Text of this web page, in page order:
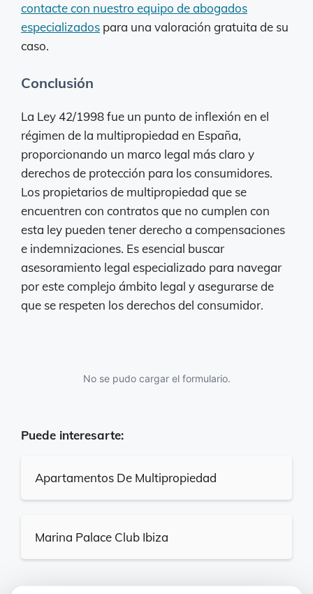
contacte con nuestro equipo de abogados
especializados para una valoración gratuita de su
caso.
Conclusión
La Ley 42/1998 fue un punto de inflexión en el
régimen de la multipropiedad en España,
proporcionando un marco legal más claro y
derechos de protección para los consumidores.
Los propietarios de multipropiedad que se
encuentren con contratos que no cumplen con
esta ley pueden tener derecho a compensaciones
e indemnizaciones. Es esencial buscar
asesoramiento legal especializado para navegar
por este complejo ámbito legal y asegurarse de
que se respeten los derechos del consumidor.
No se pudo cargar el formulario.
Puede interesarte:
Apartamentos De Multipropiedad
Marina Palace Club Ibiza